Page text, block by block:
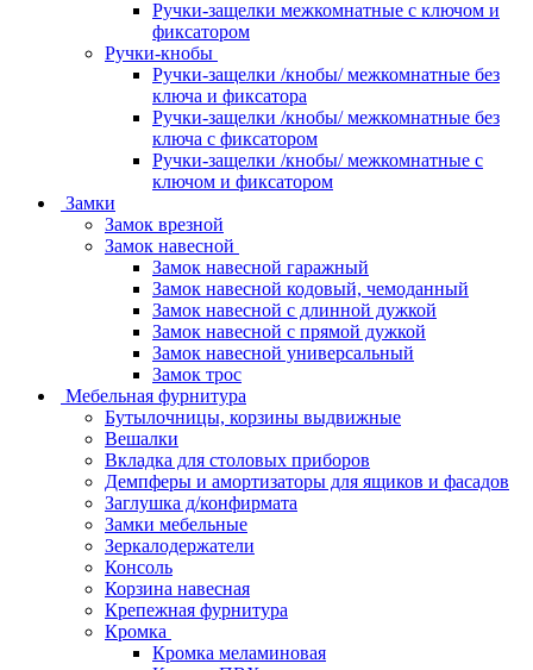
Ручки-защелки межкомнатные с ключом и
фиксатором
Ручки-кнобы
Ручки-защелки /кнобы/ межкомнатные без
ключа и фиксатора
Ручки-защелки /кнобы/ межкомнатные без
ключа с фиксатором
Ручки-защелки /кнобы/ межкомнатные с
ключом и фиксатором
Замки
Замок врезной
Замок навесной
Замок навесной гаражный
Замок навесной кодовый, чемоданный
Замок навесной с длинной дужкой
Замок навесной с прямой дужкой
Замок навесной универсальный
Замок трос
Мебельная фурнитура
Бутылочницы, корзины выдвижные
Вешалки
Вкладка для столовых приборов
Демпферы и амортизаторы для ящиков и фасадов
Заглушка д/конфирмата
Замки мебельные
Зеркалодержатели
Консоль
Корзина навесная
Крепежная фурнитура
Кромка
Кромка меламиновая